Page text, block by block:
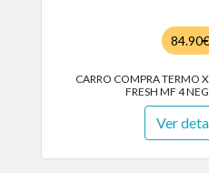
84.90€
CARRO COMPRA TERMO
FRESH MF 4
Ver